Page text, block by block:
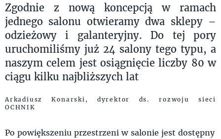
Zgodnie z nową koncepcją w ramach
jednego salonu otwieramy dwa sklepy –
odzieżowy i galanteryjny. Do tej pory
uruchomiliśmy już 24 salony tego typu, a
naszym celem jest osiągnięcie liczby 80 w
ciągu kilku najbliższych lat
Arkadiusz Konarski, dyrektor ds. rozwoju sieci
OCHNIK
Po powiększeniu przestrzeni w salonie jest dostępny